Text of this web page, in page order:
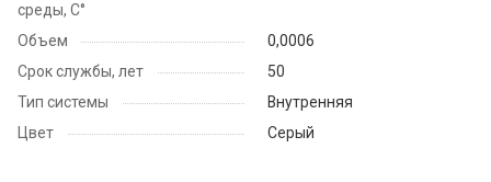
среды, С°
Объем
0,0006
Срок службы, лет
50
Тип системы
Внутренняя
Цвет
Серый